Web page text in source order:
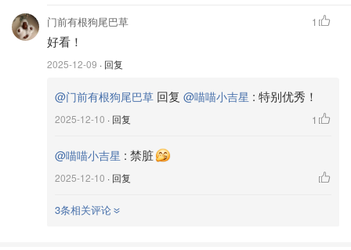
门前有根狗尾巴草
好看！
2025-12-09 · 回复
1
@门前有根狗尾巴草 回复 @喵喵小吉星 : 特别优秀！
2025-12-10 · 回复 1
@喵喵小吉星 : 禁脏
2025-12-10 · 回复
3条相关评论